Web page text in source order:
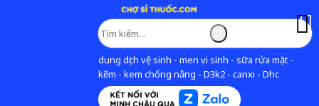
dung dịch vệ sinh - men vi sinh - sữa rửa mặt -
kẽm - kem chống nắng - D3k2 - canxi - Dhc